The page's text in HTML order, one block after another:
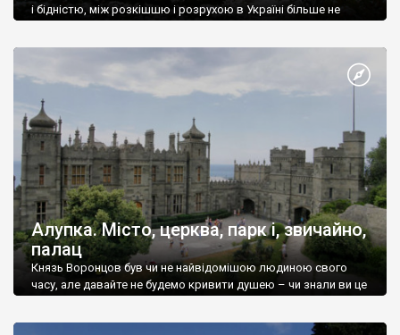
і бідністю, між розкішшю і розрухою в Україні більше не
Алупка. Місто, церква, парк і, звичайно,
палац
Князь Воронцов був чи не найвідомішою людиною свого
часу, але давайте не будемо кривити душею – чи знали ви це